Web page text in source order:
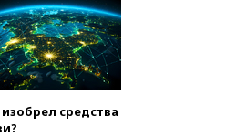
The Atlantic: Маск
в
Starlink для
РФ
После пожара на
возбудили
средства